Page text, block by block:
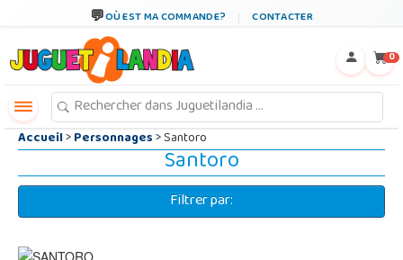
OÙ EST MA COMMANDE? CONTACTER
0
Accueil>Personnages> Santoro
Santoro
Filtrer par: